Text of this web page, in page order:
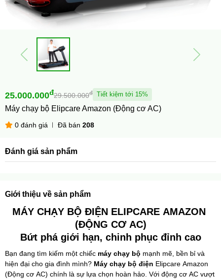
25.000.000đ29.500.000đ Tiết kiệm tới 15%
Máy chạy bộ Elipcare Amazon (Động cơ AC)
0 đánh giá Đã bán 208
Đánh giá sản phẩm
Giới thiệu về sản phẩm
MÁY CHẠY BỘ ĐIỆN ELIPCARE AMAZON
(ĐỘNG CƠ AC)
Bứt phá giới hạn, chinh phục đỉnh cao
Bạn đang tìm kiếm một chiếc máy chạy bộ mạnh mẽ, bền bỉ và
hiện đại cho gia đình mình? Máy chạy bộ điện Elipcare Amazon
(Động cơ AC) chính là sự lựa chọn hoàn hảo. Với động cơ AC vượt